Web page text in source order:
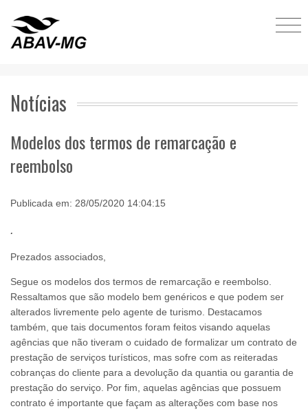
Notícias
Modelos dos termos de remarcação e
reembolso
Publicada em: 28/05/2020 14:04:15
.
Prezados associados,
Segue os modelos dos termos de remarcação e reembolso.
Ressaltamos que são modelo bem genéricos e que podem ser
alterados livremente pelo agente de turismo. Destacamos
também, que tais documentos foram feitos visando aquelas
agências que não tiveram o cuidado de formalizar um contrato de
prestação de serviços turísticos, mas sofre com as reiteradas
cobranças do cliente para a devolução da quantia ou garantia de
prestação do serviço. Por fim, aquelas agências que possuem
contrato é importante que façam as alterações com base nos